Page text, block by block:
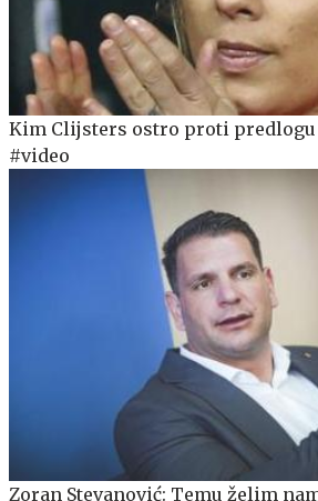
Kim Clijsters ostro proti predlogu
#video
Zoran Stevanović: Temu želim